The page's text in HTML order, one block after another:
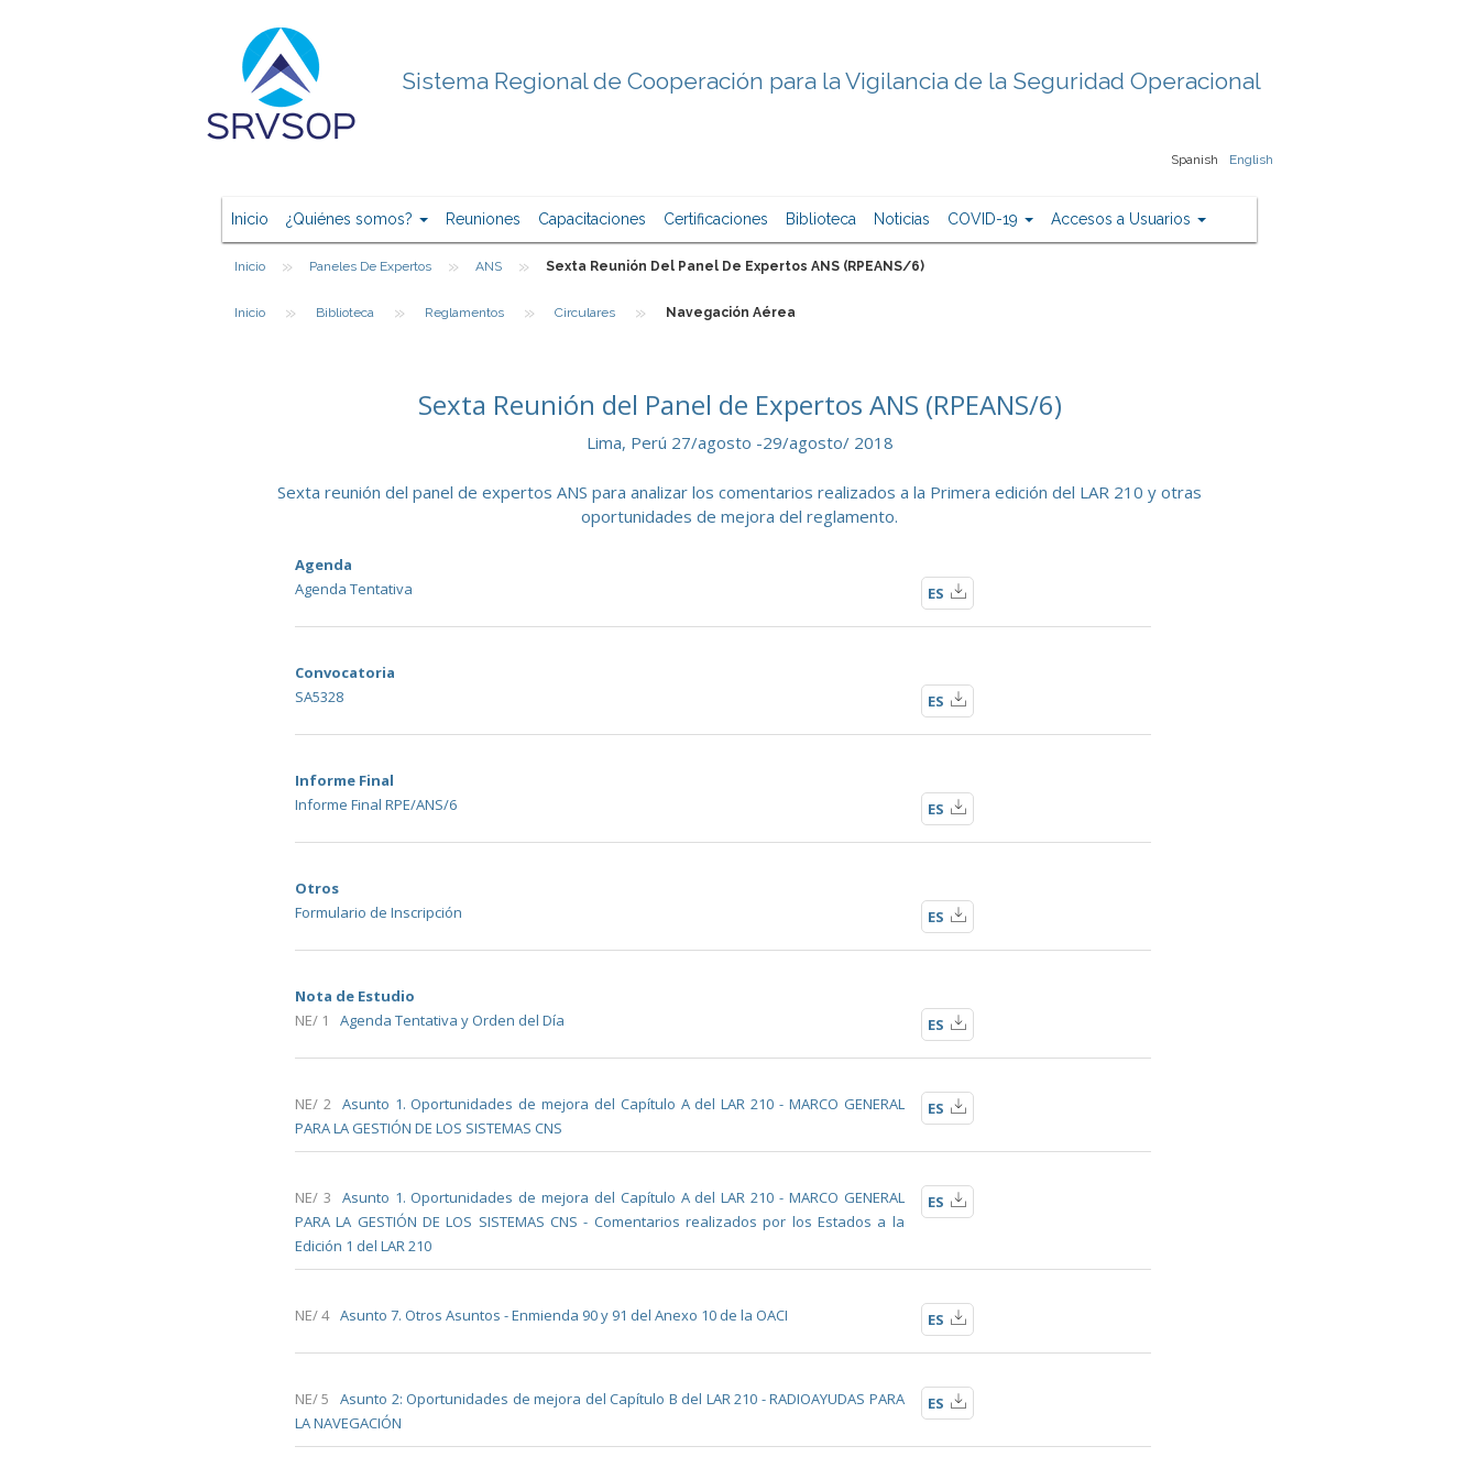
Sistema Regional de Cooperación para la Vigilancia de la Seguridad Operacional
Spanish English
Inicio ¿Quiénes somos? Reuniones Capacitaciones Certificaciones Biblioteca Noticias COVID-19 Accesos a Usuarios
Inicio » Paneles De Expertos » ANS » Sexta Reunión Del Panel De Expertos ANS (RPEANS/6)
Inicio » Biblioteca » Reglamentos » Circulares » Navegación Aérea
Sexta Reunión del Panel de Expertos ANS (RPEANS/6)
Lima, Perú 27/agosto -29/agosto/ 2018
Sexta reunión del panel de expertos ANS para analizar los comentarios realizados a la Primera edición del LAR 210 y otras
oportunidades de mejora del reglamento.
Agenda
Agenda Tentativa
ES
Convocatoria
SA5328
ES
Informe Final
Informe Final RPE/ANS/6
ES
Otros
Formulario de Inscripción
ES
Nota de Estudio
NE/ 1
Agenda Tentativa y Orden del Día ES
NE/ 2 Asunto 1. Oportunidades de mejora del Capítulo A del LAR 210 - MARCO GENERAL
PARA LA GESTIÓN DE LOS SISTEMAS CNS
ES
NE/ 3
Asunto 1. Oportunidades de mejora del Capítulo A del LAR 210 - MARCO GENERAL
PARA LA GESTIÓN DE LOS SISTEMAS CNS - Comentarios realizados por los Estados a la
Edición 1 del LAR 210
ES
NE/ 4 Asunto 7. Otros Asuntos - Enmienda 90 y 91 del Anexo 10 de la OACI ES
NE/ 5
Asunto 2: Oportunidades de mejora del Capítulo B del LAR 210 - RADIOAYUDAS PARA
LA NAVEGACIÓN
ES